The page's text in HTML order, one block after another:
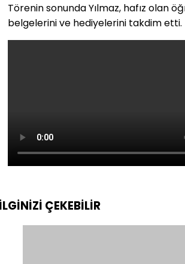
Törenin sonunda Yılmaz, hafız olan
belgelerini ve hediyelerini takdim etti.
ÇEKEBİLİR